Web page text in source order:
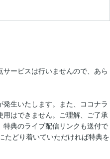
ービスは行いませんので、あら
生いたします。また、ココナラ
はできません。ご理解、ご了承
典のライブ配信リンクも送付で
たどり着いていただければ特典を